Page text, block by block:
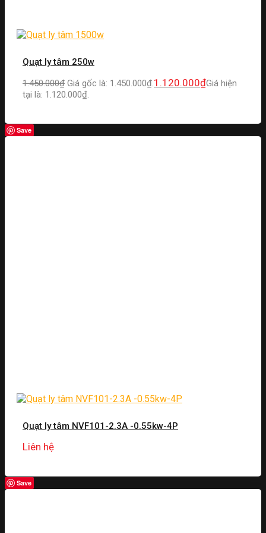
Quạt ly tâm 250w
1.450.000₫ Giá gốc là: 1.450.000₫.1.120.000₫Giá hiện
tại là: 1.120.000₫.
Save
Quạt ly tâm NVF101-2.3A -0.55kw-4P
Liên hệ
Save